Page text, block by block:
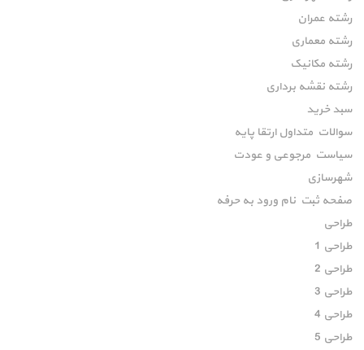
رشته عمران
رشته معماری
رشته مکانیک
رشته نقشه برداری
سبد خرید
سوالات متداول ارتقا پایه
سیاست مرجوعی و عودت
شهرسازی
صفحه ثبت نام ورود به حرفه
طراحی
طراحی 1
طراحی 2
طراحی 3
طراحی 4
طراحی 5